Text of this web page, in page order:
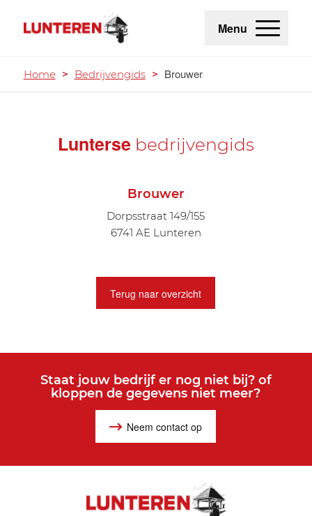
Menu
Home > Bedrijvengids > Brouwer
Lunterse bedrijvengids
Brouwer
Dorpsstraat 149/155
6741 AE Lunteren
Terug naar overzicht
Staat jouw bedrijf er nog niet bij? of
kloppen de gegevens niet meer?
Neem contact op